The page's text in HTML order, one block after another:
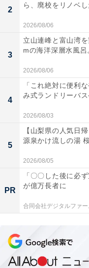
2
ら、廃校をリノベ
2026/08/06
3
立山連峰と富山湾
mの海洋深層水風呂
2026/08/06
4
「これ絶対に便利
み式ランドリーバ
2026/08/03
5
【山梨県の人気日
源泉かけ流しの湯
2026/08/05
PR
「〇〇した後に必
が億万長者に
合同会社デジタルファー